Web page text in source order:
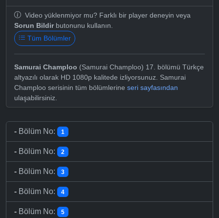
Video yüklenmiyor mu? Farklı bir player deneyin veya
Sorun Bildirbutonunu kullanın.
Tüm Bölümler
Samurai Champloo (Samurai Champloo) 17. bölümü Türkçe
altyazılı olarak HD 1080p kalitede izliyorsunuz. Samurai
Champloo serisinin tüm bölümlerine seri sayfasından
ulaşabilirsiniz.
- Bölüm No: 1
- Bölüm No: 2
- Bölüm No: 3
- Bölüm No: 4
- Bölüm No: 5